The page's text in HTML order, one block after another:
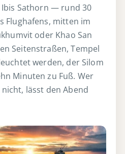
Sathorn — rund 30
Flughafens, mitten im
oder Khao San
Seitenstraßen, Tempel
werden, der Silom
Minuten zu Fuß. Wer
lässt den Abend